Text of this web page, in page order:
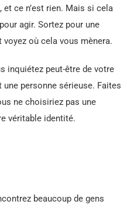
ce n’est rien. Mais si cela
agir. Sortez pour une
où cela vous mènera.
inquiétez peut-être de votre
personne sérieuse. Faites
ne choisiriez pas une
véritable identité.
beaucoup de gens